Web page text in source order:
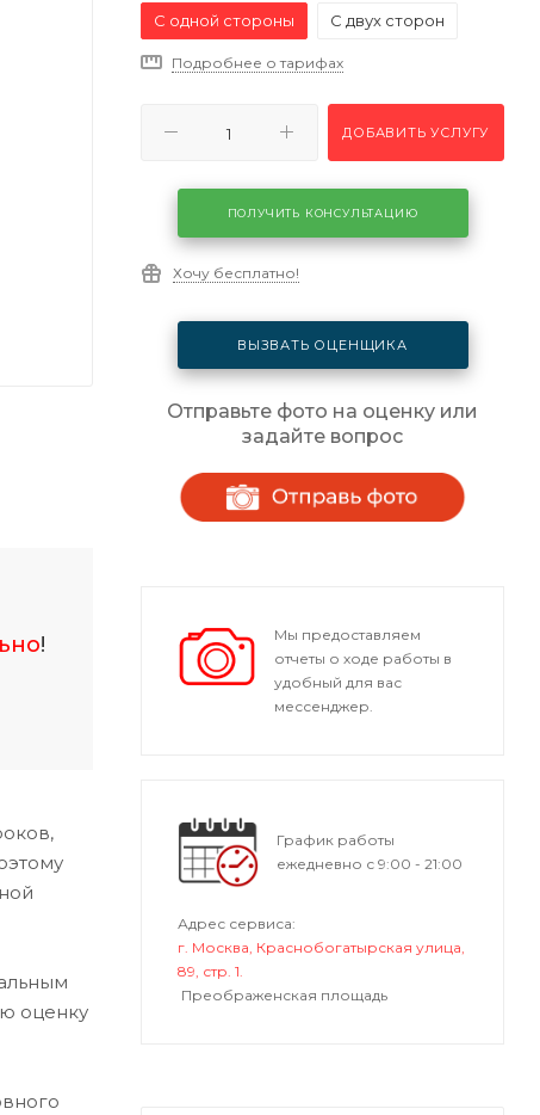
!
оценку
С одной стороны
С двух сторон
Подробнее о тарифах
ДОБАВИТЬ УСЛУГУ
ПОЛУЧИТЬ КОНСУЛЬТАЦИЮ
Хочу бесплатно!
ВЫЗВАТЬ ОЦЕНЩИКА
Отправьте фото на оценку или
задайте вопрос
Мы предоставляем
отчеты о ходе работы в
удобный для вас
мессенджер.
График работы
ежедневно с 9:00 - 21:00
Адрес сервиса:
г. Москва, Краснобогатырская улица,
89, стр. 1.
Преображенская площадь